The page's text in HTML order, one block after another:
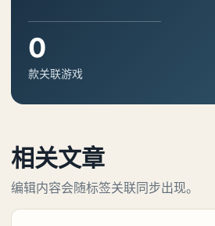
0
款关联游戏
相关文章
编辑内容会随标签关联同步出现。